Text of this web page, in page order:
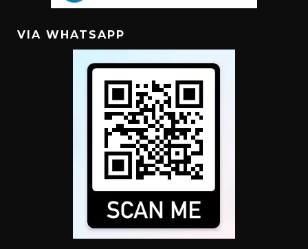
VIA WHATSAPP